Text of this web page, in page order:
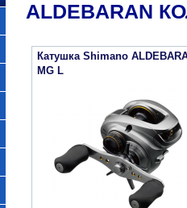
ALDEBARAN
Катушка Shimano
MG L